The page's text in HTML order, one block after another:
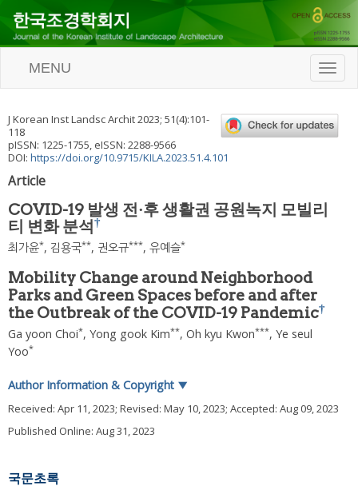
T
o
l
e
MENU
J Korean Inst Landsc Archit2023; 51(4):101-
118
pISSN: 1225-1755, eISSN: 2288-9566
DOI: https://doi.org/10.9715/KILA.2023.51.4.101
Article
COVID-19 발생 전·후 생활권 공원녹지 모빌리
티 변화 분석 †
최가윤*, 김용국**, 권오규***, 유예슬*
Mobility Change around Neighborhood
Parks and Green Spaces before and after
the Outbreak of the COVID-19 Pandemic†
Ga yoon Choi*, Yong gook Kim**, Oh kyu Kwon***, Ye seul
Yoo*
Author Information & Copyright ▼
Received: Apr 11, 2023; Revised: May 10, 2023; Accepted: Aug 09, 2023
Published Online: Aug 31, 2023
국문초록